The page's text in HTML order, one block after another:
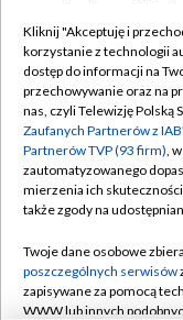
Kliknij "Akceptuję i
korzystanie z technologii
dostęp do informacji na
przechowywanie oraz na
nas, czyli Telewizję Polską
Zaufanych Partnerów z
Partnerów TVP (93 firm),
zautomatyzowanego
mierzenia ich
także zgody na
Twoje dane osobowe
poszczególnych serwisów
zapisywane za pomocą
WWW lub innych